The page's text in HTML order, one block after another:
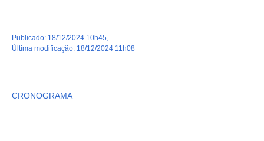
publicado: 18/12/2024 10h45
última modificação: 18/12/2024 11h08
CRONOGRAMA